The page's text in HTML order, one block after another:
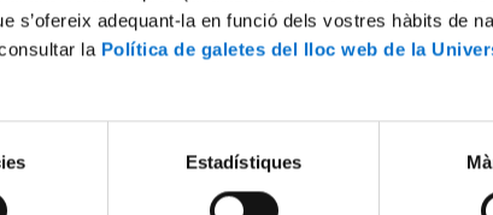
s’ofereix adequant-la en funció dels vostres hàbits de
la Política de galetes del lloc web de la
Estadístiques